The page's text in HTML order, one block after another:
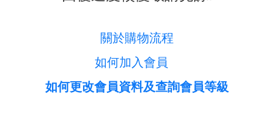
關於購物流程
如何加入會員
如何更改會員資料及查詢會員等級